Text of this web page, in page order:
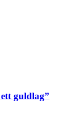
guldlag”